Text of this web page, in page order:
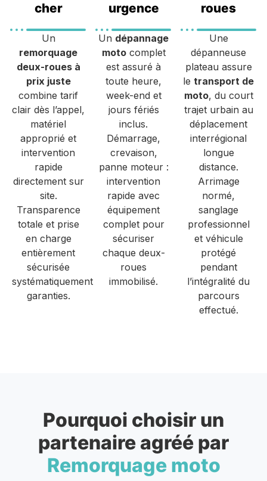
cher
Un
remorquage
deux-roues à
prix juste
combine tarif
clair dès l’appel,
matériel
approprié et
intervention
rapide
directement sur
site.
Transparence
totale et prise
en charge
entièrement
sécurisée
systématiquement
garanties.
urgence
Un dépannage
motocomplet
est assuré à
toute heure,
week-end et
jours fériés
inclus.
Démarrage,
crevaison,
panne moteur :
intervention
rapide avec
équipement
complet pour
sécuriser
chaque deux-
roues
immobilisé.
roues
Une
dépanneuse
plateau assure
letransport de
moto, du court
trajet urbain au
déplacement
interrégional
longue
distance.
Arrimage
normé,
sanglage
professionnel
et véhicule
protégé
pendant
l’intégralité du
parcours
effectué.
Pourquoi choisir un
partenaire agréé par
Remorquage moto